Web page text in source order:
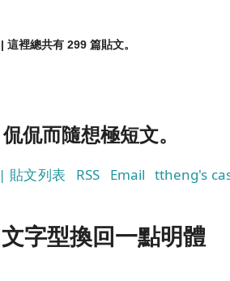
裡總共有 299 篇貼文。
侃而隨想極短文。
貼文列表 RSS Email ttheng's
字型換回一點明體